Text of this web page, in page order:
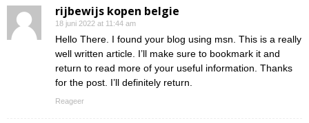
rijbewijs kopen belgie
18 juni 2022 at 11:44 am
Hello There. I found your blog using msn. This is a really
well written article. I’ll make sure to bookmark it and
return to read more of your useful information. Thanks
for the post. I’ll definitely return.
Reageer